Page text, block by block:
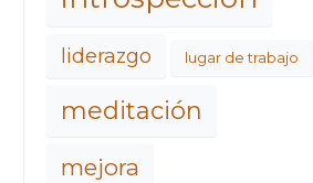
liderazgo lugar de trabajo
meditación
mejora